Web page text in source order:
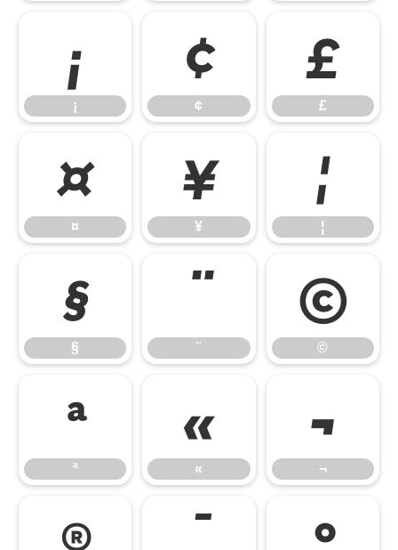
¡
¡
¢
¢
£
£
¤
¤
¥
¥
¦
¦
§
§
¨
¨
©
©
ª
ª
«
«
¬
¬